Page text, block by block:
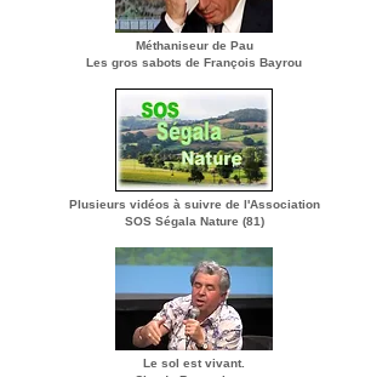
Méthaniseur de Pau
Les gros sabots de François Bayrou
Plusieurs vidéos à suivre de l'Association
SOS Ségala Nature (81)
Le sol est vivant.